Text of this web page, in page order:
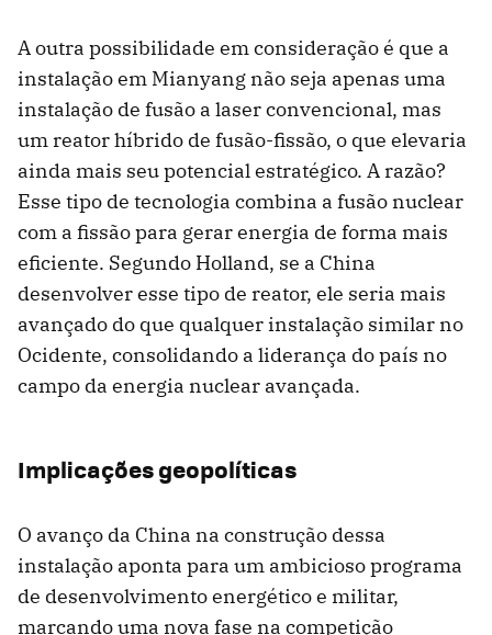
A outra possibilidade em consideração é que a
instalação em Mianyang não seja apenas uma
instalação de fusão a laser convencional, mas
um reator híbrido de fusão-fissão, o que elevaria
ainda mais seu potencial estratégico. A razão?
Esse tipo de tecnologia combina a fusão nuclear
com a fissão para gerar energia de forma mais
eficiente. Segundo Holland, se a China
desenvolver esse tipo de reator, ele seria mais
avançado do que qualquer instalação similar no
Ocidente, consolidando a liderança do país no
campo da energia nuclear avançada.
Implicações geopolíticas
O avanço da China na construção dessa
instalação aponta para um ambicioso programa
de desenvolvimento energético e militar,
marcando uma nova fase na competição